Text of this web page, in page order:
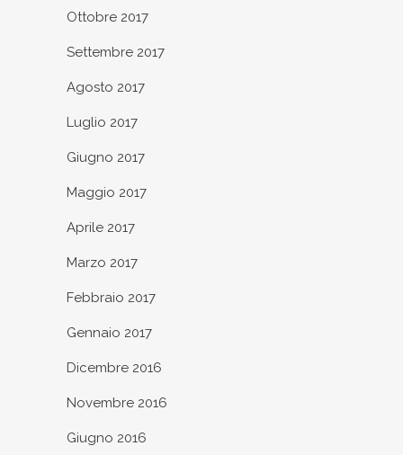
Ottobre 2017
Settembre 2017
Agosto 2017
Luglio 2017
Giugno 2017
Maggio 2017
Aprile 2017
Marzo 2017
Febbraio 2017
Gennaio 2017
Dicembre 2016
Novembre 2016
Giugno 2016